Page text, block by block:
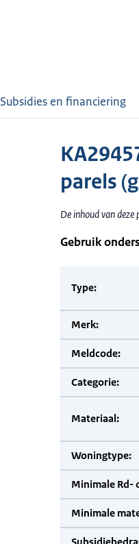
Subsidies en financiering
parels
De inhoud van
Gebruik
Type:
Merk:
Meldcode:
Categorie:
Materiaal:
Woningtype:
Minimale Rd-
Minimale